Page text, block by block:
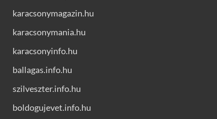
karacsonymagazin.hu
karacsonymania.hu
karacsonyinfo.hu
ballagas.info.hu
szilveszter.info.hu
boldogujevet.info.hu